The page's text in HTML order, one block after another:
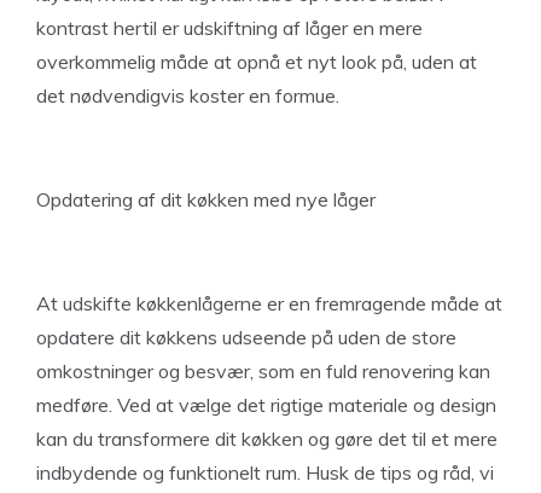
kontrast hertil er udskiftning af låger en mere
overkommelig måde at opnå et nyt look på, uden at
det nødvendigvis koster en formue.
Opdatering af dit køkken med nye låger
At udskifte køkkenlågerne er en fremragende måde at
opdatere dit køkkens udseende på uden de store
omkostninger og besvær, som en fuld renovering kan
medføre. Ved at vælge det rigtige materiale og design
kan du transformere dit køkken og gøre det til et mere
indbydende og funktionelt rum. Husk de tips og råd, vi